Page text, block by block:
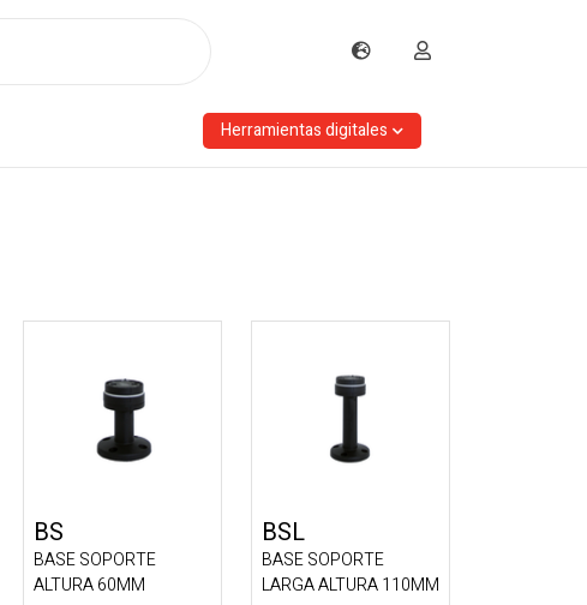
Herramientas digitales
BS
BASE SOPORTE
ALTURA 60MM
BSL
BASE SOPORTE
LARGA ALTURA 110MM